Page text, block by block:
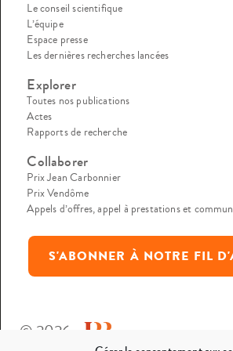
Le conseil scientifique
L’équipe
Espace presse
Les dernières recherches lancées
Explorer
Toutes nos publications
Actes
Rapports de recherche
Collaborer
Prix Jean Carbonnier
Prix Vendôme
Appels d’offres, appel à prestations et
S'ABONNER À NOTRE FIL
© 2026